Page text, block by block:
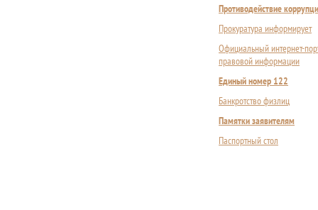
Противодействие
Прокуратура информирует
Официальный интернет-
правовой информации
Единый номер 122
Банкротство физлиц
Памятки заявителям
Паспортный стол